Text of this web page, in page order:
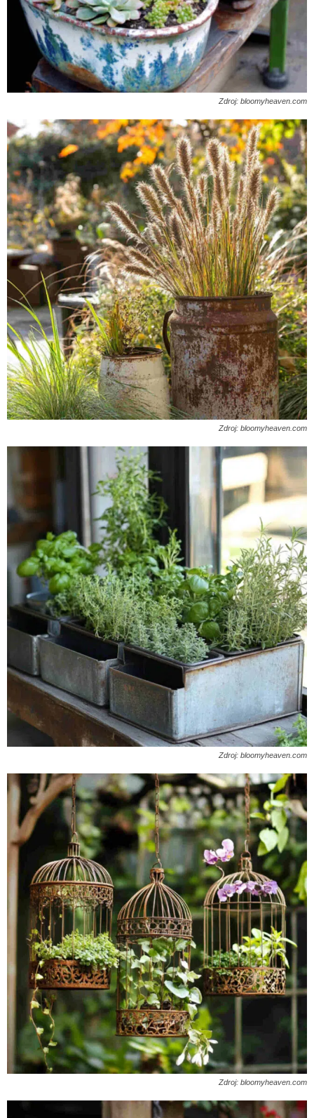
Zdroj: bloomyheaven.com
Zdroj: bloomyheaven.com
Zdroj: bloomyheaven.com
Zdroj: bloomyheaven.com